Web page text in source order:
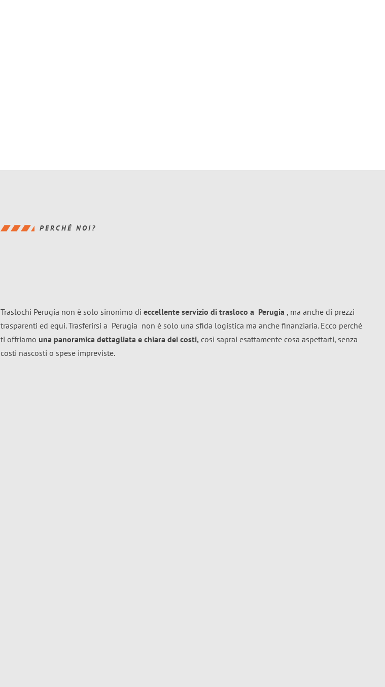
PERCHÉ NOI?
Traslochi Perugia non è solo sinonimo di eccellente servizio di trasloco a Perugia , ma anche di prezzi
trasparenti ed equi. Trasferirsi a Perugia non è solo una sfida logistica ma anche finanziaria. Ecco perché
ti offriamo una panoramica dettagliata e chiara dei costi, così saprai esattamente cosa aspettarti, senza
costi nascosti o spese impreviste.